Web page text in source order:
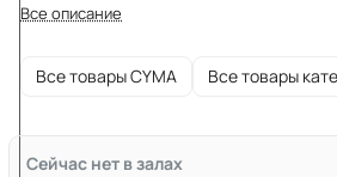
Все описание
Все товары CYMA Все товары
Сейчас нет в залах